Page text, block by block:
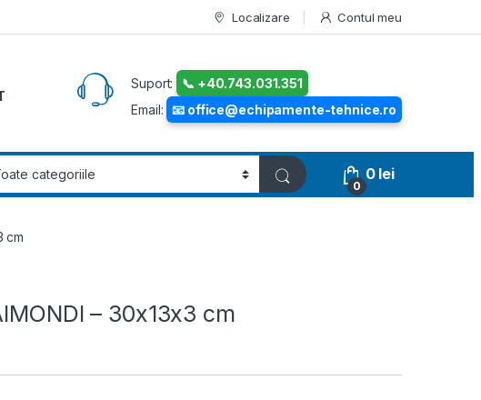
Localizare Contul meu
Suport:
📞 +40.743.031.351
Email:
📧 office@echipamente-tehnice.ro
0
0 lei
cm
– 30x13x3 cm